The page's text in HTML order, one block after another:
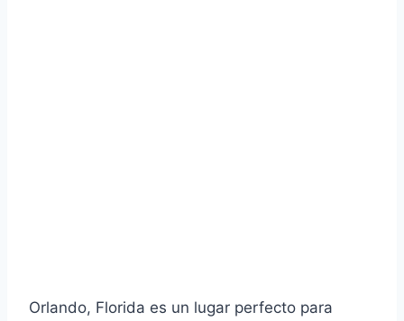
Orlando, Florida es un lugar perfecto para